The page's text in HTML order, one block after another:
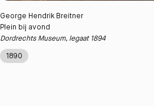
George Hendrik Breitner
Plein bij avond
Dordrechts Museum, legaat 1894
1890